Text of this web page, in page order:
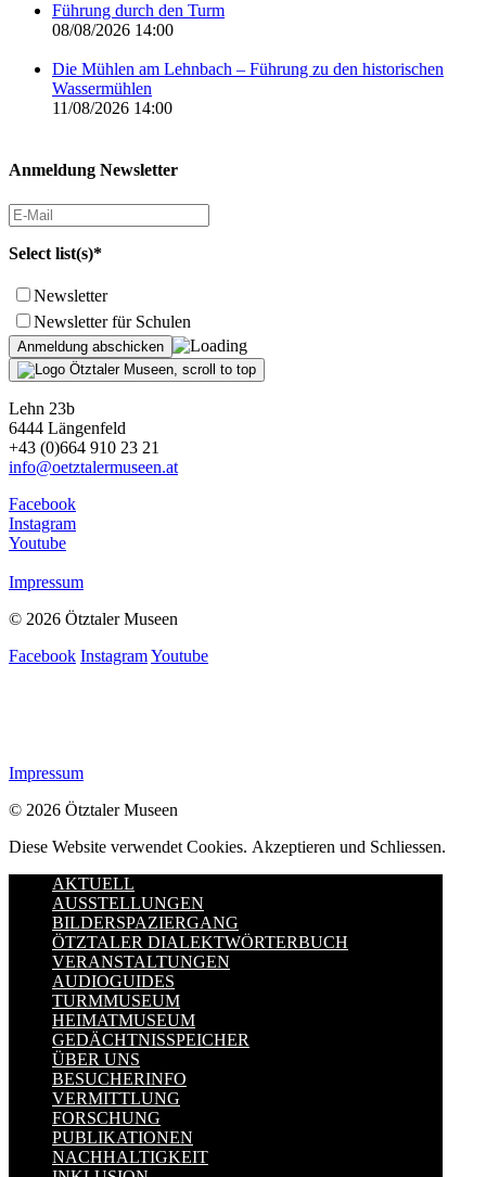
Führung durch den Turm
08/08/2026 14:00
Die Mühlen am Lehnbach – Führung zu den historischen
Wassermühlen
11/08/2026 14:00
Anmeldung Newsletter
Select list(s)*
Newsletter
Newsletter für Schulen
Lehn 23b
6444 Längenfeld
+43 (0)664 910 23 21
info@oetztalermuseen.at
Facebook
Instagram
Youtube
Impressum
© 2026 Ötztaler Museen
Facebook InstagramYoutube
Impressum
© 2026 Ötztaler Museen
Diese Website verwendet Cookies. Akzeptieren und Schliessen.
AKTUELL
AUSSTELLUNGEN
BILDERSPAZIERGANG
ÖTZTALER DIALEKTWÖRTERBUCH
VERANSTALTUNGEN
AUDIOGUIDES
TURMMUSEUM
HEIMATMUSEUM
GEDÄCHTNISSPEICHER
ÜBER UNS
BESUCHERINFO
VERMITTLUNG
FORSCHUNG
PUBLIKATIONEN
NACHHALTIGKEIT